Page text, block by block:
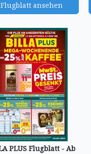
Flugblatt ansehen
PLUS Flugblatt - Ab